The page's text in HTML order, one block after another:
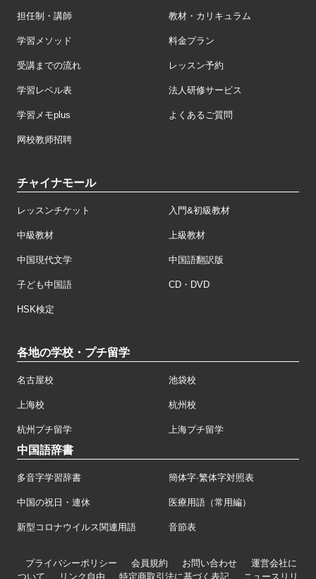
担任制・講師 教材・カリキュラム
学習メソッド 料金プラン
受講までの流れ レッスン予約
学習レベル表 法人研修サービス
学習メモplus よくあるご質問
网校教师招聘
チャイナモール
レッスンチケット 入門&初級教材
中級教材 上級教材
中国現代文学 中国語翻訳版
子ども中国語 CD・DVD
HSK検定
各地の学校・プチ留学
名古屋校 池袋校
上海校 杭州校
杭州プチ留学 上海プチ留学
中国語辞書
多音字学習辞書 簡体字·繁体字対照表
中国の祝日・連休 医療用語（常用編）
新型コロナウイルス関連用語 音節表
プライバシーポリシー 会員規約 お問い合わせ
運営会社に
ついて
リンク自由 特定商取引法に基づく表記 ニュースリリ